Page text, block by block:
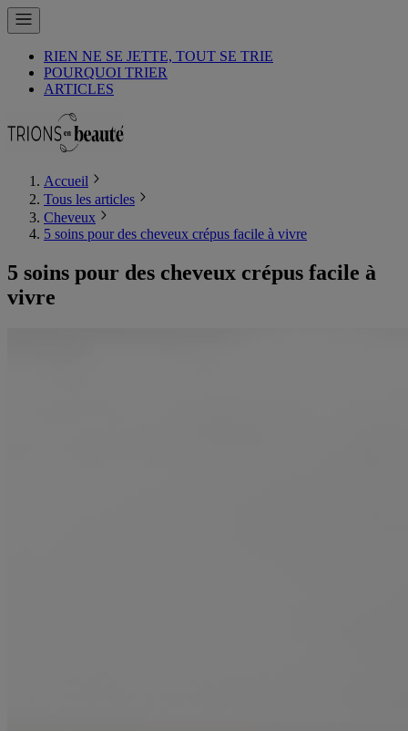
RIEN NE SE JETTE, TOUT SE TRIE
POURQUOI TRIER
ARTICLES
Accueil
Tous les articles
Cheveux
5 soins pour des cheveux crépus facile à vivre
5 soins pour des cheveux crépus facile à
vivre